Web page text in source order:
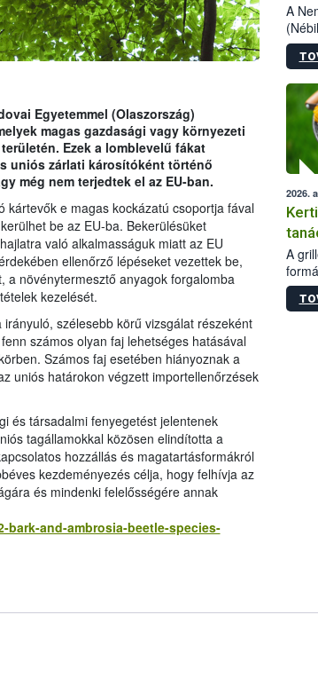
Egyetemmel (Olaszország)
magas gazdasági vagy környezeti
Ezek a lomblevelű fákat
uniós zárlati károsítóként történő
még nem terjedtek el az EU-ban.
kártevők e magas kockázatú csoportja fával
be az EU-ba. Bekerülésüket
való alkalmasságuk miatt az EU
ellenőrző lépéseket vezettek be,
a növénytermesztő anyagok forgalomba
kezelését.
szélesebb körű vizsgálat részeként
számos olyan faj lehetséges hatásával
Számos faj esetében hiányoznak a
uniós határokon végzett importellenőrzések
és társadalmi fenyegetést jelentenek
tagállamokkal közösen elindította a
hozzállás és magatartásformákról
kezdeményezés célja, hogy felhívja az
és mindenki felelősségére annak
bark-and-ambrosia-beetle-species-
A
Az
2026.
A